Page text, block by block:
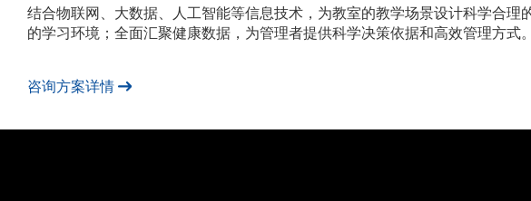
结合物联网、大数据、人工智能等信息技术，为教室的教学场景设计科学合
的学习环境；全面汇聚健康数据，为管理者提供科学决策依据和高效管理方式。
咨询方案详情